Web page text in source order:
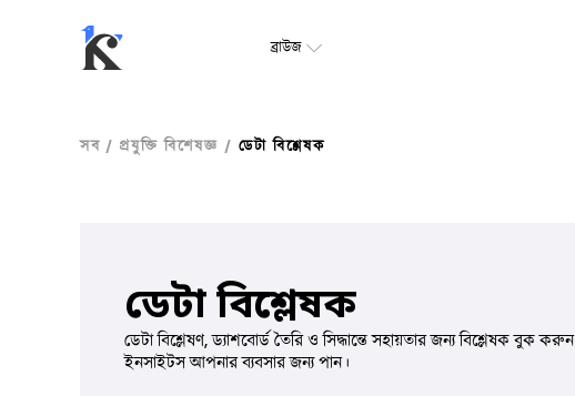
ব্রাউজ
সব / প্রযুক্তি বিশেষজ্ঞ / ডেটা বিশ্লেষক
ডেটা বিশ্লেষক
ডেটা বিশ্লেষণ, ড্যাশবোর্ড তৈরি ও সিদ্ধান্তে সহায়তার জন্য বিশ্লেষক
ইনসাইটস আপনার ব্যবসার জন্য পান।